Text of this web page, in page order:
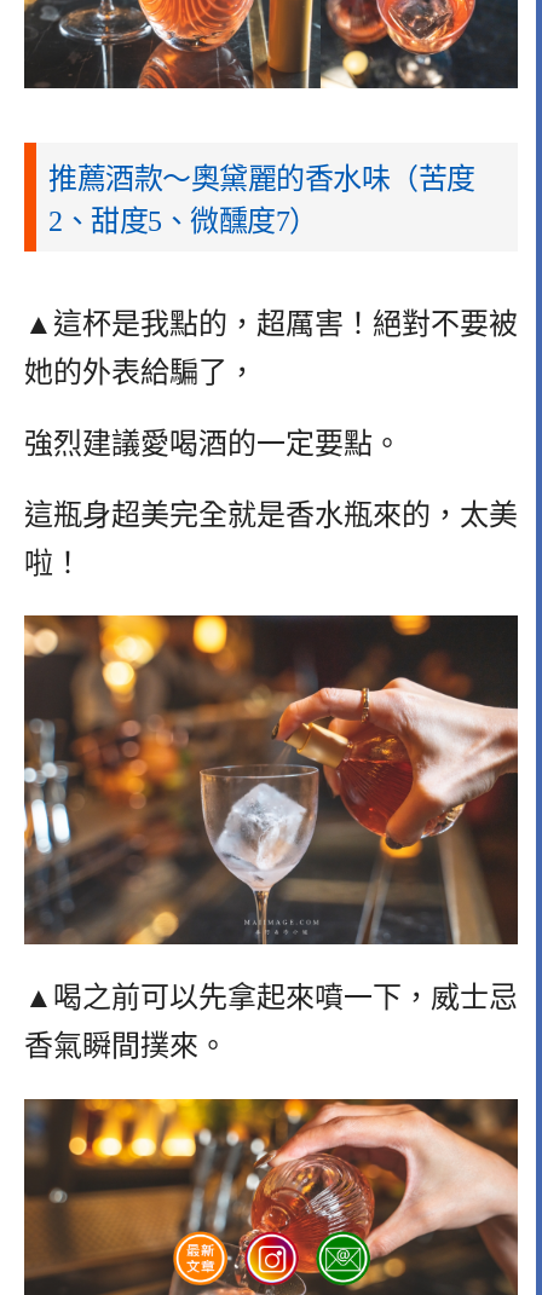
推薦酒款～奧黛麗的香水味（苦度
2、甜度5、微醺度7）
▲這杯是我點的，超厲害！絕對不要被
她的外表給騙了，
強烈建議愛喝酒的一定要點。
這瓶身超美完全就是香水瓶來的，太美
啦！
▲喝之前可以先拿起來噴一下，威士忌
香氣瞬間撲來。